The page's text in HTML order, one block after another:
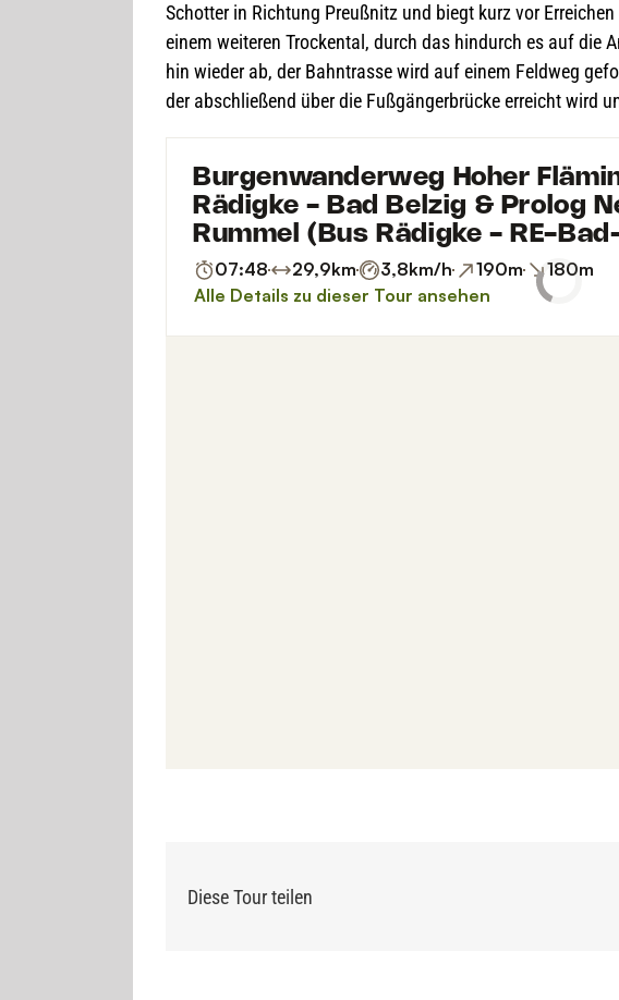
Schot­ter in Rich­tung Preuß­nitz und biegt kurz vor Errei­chen
einem wei­te­ren Tro­cken­tal, durch das hin­durch es auf die
hin wie­der ab, der Bahn­trasse wird auf einem Feld­weg
der abschlie­ßend über die Fuß­gän­ger­brü­cke erreicht wird
Diese Tour teilen